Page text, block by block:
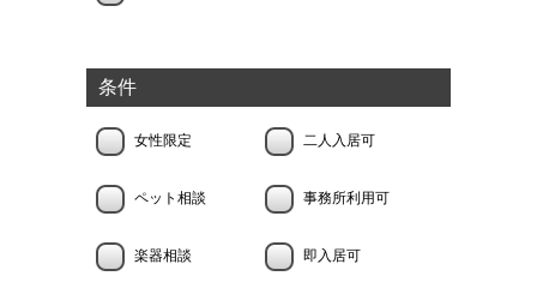
条件
女性限定 二人入居可
ペット相談 事務所利用可
楽器相談 即入居可